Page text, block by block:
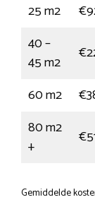
25 m2
40 –
45 m2
60 m2
80 m2
+
Gemiddelde